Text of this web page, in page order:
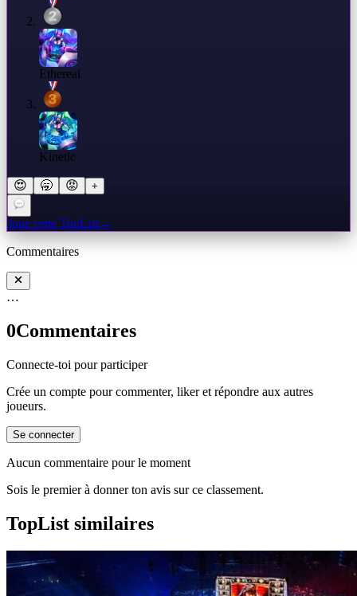
Ethereal
Kinetic
😍 🥱 😡 +
Joue cette TopList→
Commentaires
…
0Commentaires
Connecte-toi pour participer
Crée un compte pour commenter, liker et répondre aux autres
joueurs.
Se connecter
Aucun commentaire pour le moment
Sois le premier à donner ton avis sur ce classement.
TopList similaires